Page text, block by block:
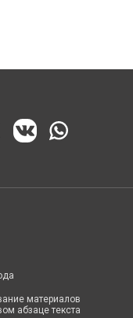
материалов
абзаце текста